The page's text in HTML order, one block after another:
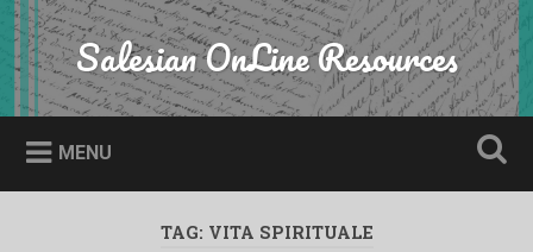
Skip
to
content
Search Salesian OnLine Resources
MENU
TAG: VITA SPIRITUALE